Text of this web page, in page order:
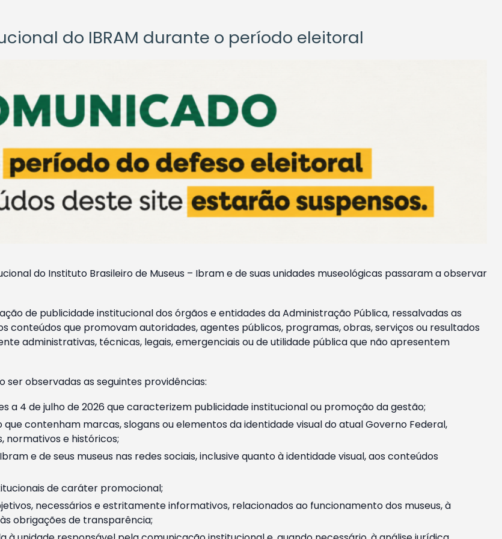
do IBRAM durante o período eleitoral
do Instituto Brasileiro de Museus – Ibram e de suas unidades museológicas passaram a observar
de publicidade institucional dos órgãos e entidades da Administração Pública, ressalvadas as
conteúdos que promovam autoridades, agentes públicos, programas, obras, serviços ou resultados
administrativas, técnicas, legais, emergenciais ou de utilidade pública que não apresentem
ser observadas as seguintes providências:
4 de julho de 2026 que caracterizem publicidade institucional ou promoção da gestão;
contenham marcas, slogans ou elementos da identidade visual do atual Governo Federal,
normativos e históricos;
e de seus museus nas redes sociais, inclusive quanto à identidade visual, aos conteúdos
de caráter promocional;
necessários e estritamente informativos, relacionados ao funcionamento dos museus, à
obrigações de transparência;